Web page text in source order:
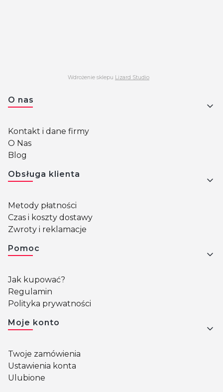
Wdrożenie sklepu Lizard Studio
Linki w stopce
O nas
Kontakt i dane firmy
O Nas
Blog
Obsługa klienta
Metody płatności
Czas i koszty dostawy
Zwroty i reklamacje
Pomoc
Jak kupować?
Regulamin
Polityka prywatności
Moje konto
Twoje zamówienia
Ustawienia konta
Ulubione